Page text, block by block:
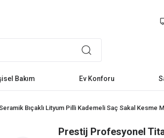
Bakım Ev Konforu
Bıçaklı Lityum Pilli Kademeli Saç Sakal Kesme
Prestij Profesyonel